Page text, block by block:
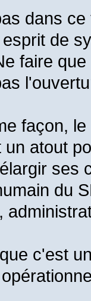
dans
de
faire
façon,
un atout
ses
du
c'est